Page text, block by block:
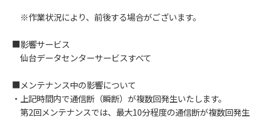
※作業状況により、前後する場合がございます。
■影響サービス
仙台データセンターサービスすべて
■メンテナンス中の影響について
・上記時間内で通信断（瞬断）が複数回発生いたします。
第2回メンテナンスでは、最大10分程度の通信断が複数回発生